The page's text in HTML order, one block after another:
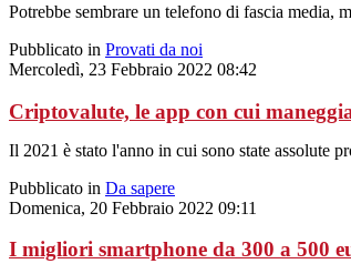
Potrebbe sembrare un telefono di fascia media,
Pubblicato in Provati da noi
Mercoledì, 23 Febbraio 2022 08:42
Criptovalute, le app con cui
Il 2021 è stato l'anno in cui sono state assolute
Pubblicato in Da sapere
Domenica, 20 Febbraio 2022 09:11
I migliori smartphone da 300 a 500